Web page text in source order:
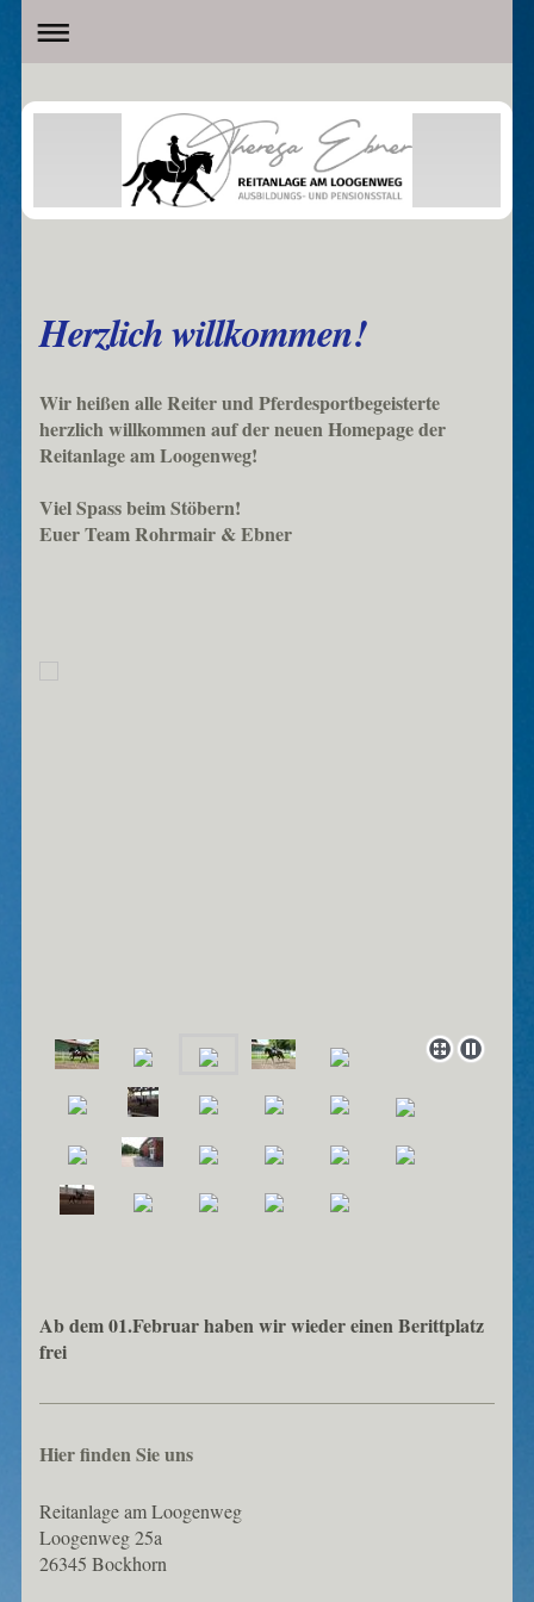
Herzlich willkommen!
Wir heißen alle Reiter und Pferdesportbegeisterte
herzlich willkommen auf der neuen Homepage der
Reitanlage am Loogenweg!
Viel Spass beim Stöbern!
Euer Team Rohrmair & Ebner
Ab dem 01.Februar haben wir wieder einen Berittplatz
frei
Hier finden Sie uns
Reitanlage am Loogenweg
Loogenweg 25a
26345 Bockhorn